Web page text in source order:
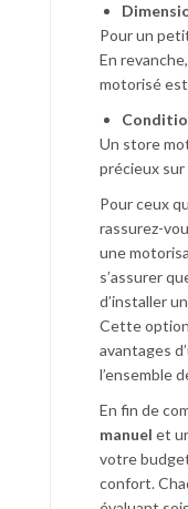
Pour un
En
motorisé
Un store
précieux
Pour ceux
rassurez-
une
s’assurer
d’installer
Cette
avantages
l’ensemble
En fin de
manuel et
votre
confort.